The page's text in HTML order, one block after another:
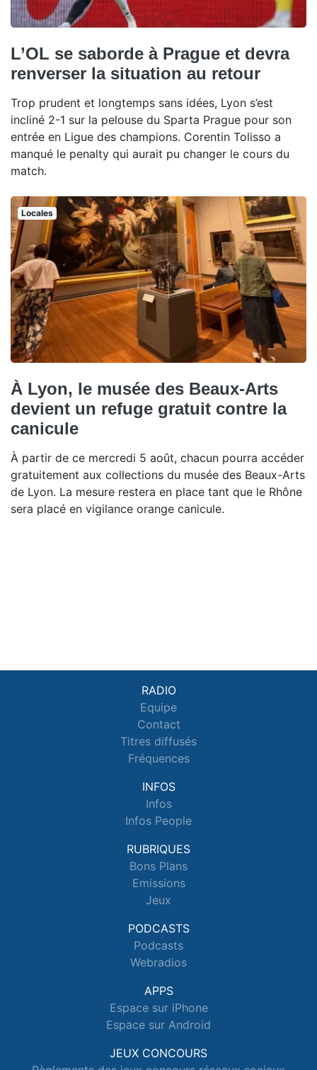
L’OL se saborde à Prague et devra
renverser la situation au retour
Trop prudent et longtemps sans idées, Lyon s’est
incliné 2-1 sur la pelouse du Sparta Prague pour son
entrée en Ligue des champions. Corentin Tolisso a
manqué le penalty qui aurait pu changer le cours du
match.
Locales
À Lyon, le musée des Beaux-Arts
devient un refuge gratuit contre la
canicule
À partir de ce mercredi 5 août, chacun pourra accéder
gratuitement aux collections du musée des Beaux-Arts
de Lyon. La mesure restera en place tant que le Rhône
sera placé en vigilance orange canicule.
RADIO
Equipe
Contact
Titres diffusés
Fréquences
INFOS
Infos
Infos People
RUBRIQUES
Bons Plans
Emissions
Jeux
PODCASTS
Podcasts
Webradios
APPS
Espace sur iPhone
Espace sur Android
JEUX CONCOURS